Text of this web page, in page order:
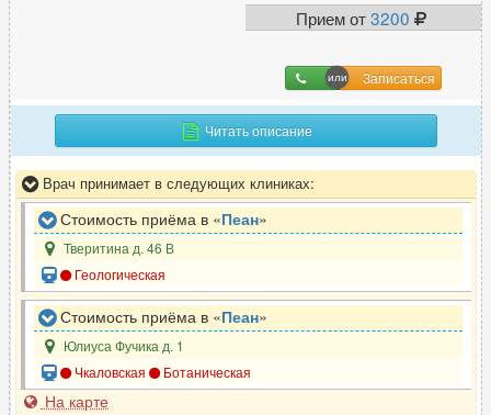
19
50
Пульмонолог 18
Р
Реабилитолог
Реаниматолог
Ревматолог
Рентгенолог
Репродуктолог (ЭКО)
Рефлексотерапевт
Прием от3200
Записаться
Читать описание
Врач принимает в следующих клиниках:
Стоимость приёма в «Пеан»
Тверитина д. 46 В
Геологическая
Стоимость приёма в «Пеан»
Юлиуса Фучика д. 1
Чкаловская
Ботаническая
На карте